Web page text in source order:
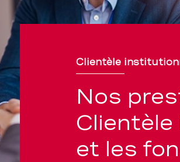
Clientèle
Nos
et les